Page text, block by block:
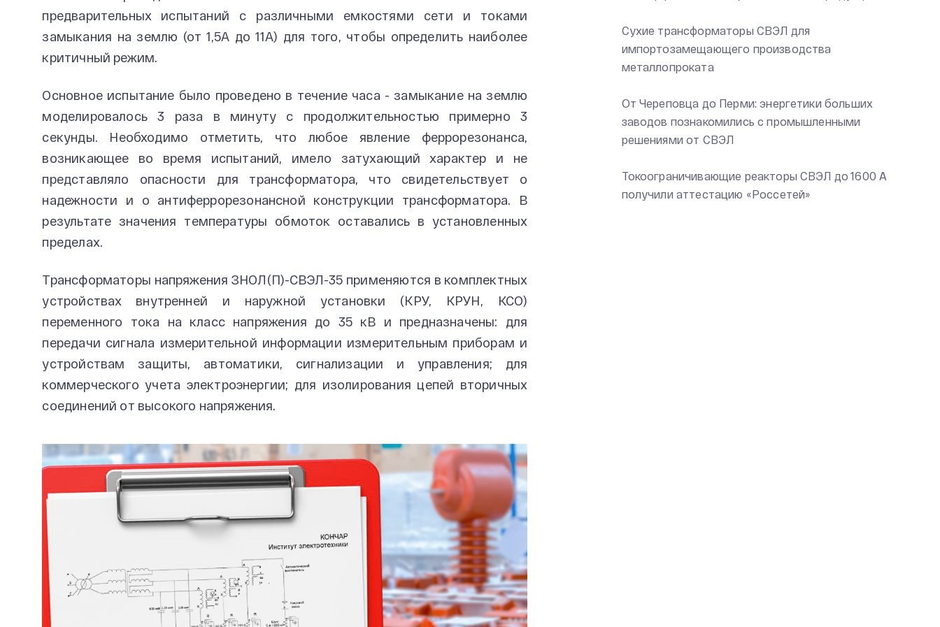
предварительных испытаний с различными емкостями сети и токами
замыкания на землю (от 1,5А до 11А) для того, чтобы определить наиболее
критичный режим.
Основное испытание было проведено в течение часа - замыкание на землю
моделировалось 3 раза в минуту с продолжительностью примерно 3
секунды. Необходимо отметить, что любое явление феррорезонанса,
возникающее во время испытаний, имело затухающий характер и не
представляло опасности для трансформатора, что свидетельствует о
надежности и о антиферрорезонансной конструкции трансформатора. В
результате значения температуры обмоток оставались в установленных
пределах.
Трансформаторы напряжения ЗНОЛ(П)-СВЭЛ-35 применяются в комплектных
устройствах внутренней и наружной установки (КРУ, КРУН, КСО)
переменного тока на класс напряжения до 35 кВ и предназначены: для
передачи сигнала измерительной информации измерительным приборам и
устройствам защиты, автоматики, сигнализации и управления; для
коммерческого учета электроэнергии; для изолирования цепей вторичных
соединений от высокого напряжения.
Сухие трансформаторы СВЭЛ для
импортозамещающего производства
металлопроката
От Череповца до Перми: энергетики больших
заводов познакомились с промышленными
решениями от СВЭЛ
Токоограничивающие реакторы СВЭЛ до 1600 А
получили аттестацию «Россетей»